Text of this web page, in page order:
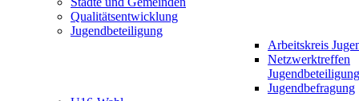
Qualitätsentwicklung
Jugendbeteiligung
Arbeitskreis
Netzwerktreffen
Jugendbeteiligung
Jugendbefragung